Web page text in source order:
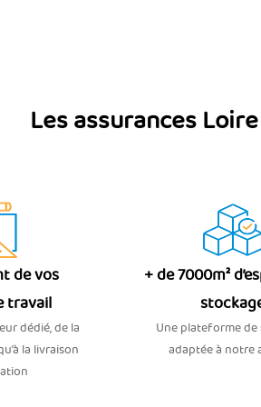
Les assurances
de vos
travail
dédié, de la
la livraison
+ de 7000m²
Une plateforme
adaptée à notre